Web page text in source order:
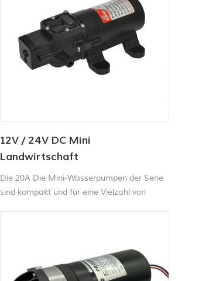
12V / 24V DC Mini
Landwirtschaft
Wassersprühpumpe 80PSI
Die 20A Die Mini-Wasserpumpen der Serie
sind kompakt und für eine Vielzahl von